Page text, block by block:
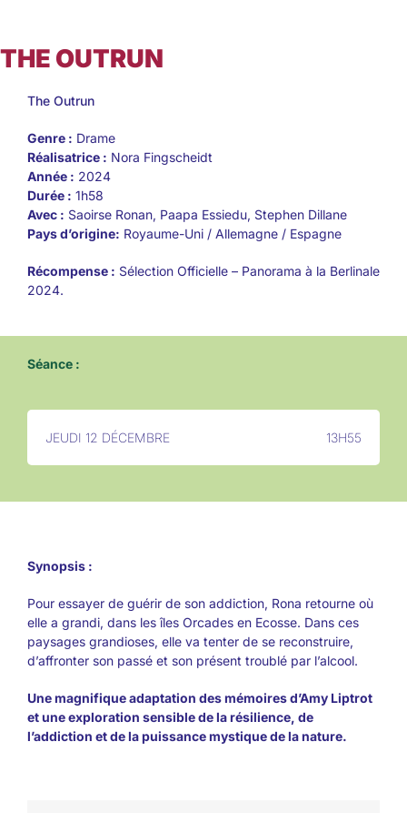
THE OUTRUN
The Outrun
Genre : Drame
Réalisatrice : Nora Fingscheidt
Année : 2024
Durée : 1h58
Avec : Saoirse Ronan, Paapa Essiedu, Stephen Dillane
Pays d’origine: Royaume-Uni / Allemagne / Espagne
Récompense : Sélection Officielle – Panorama à la Berlinale
2024.
Séance :
JEUDI 12 DÉCEMBRE 13H55
Synopsis :
Pour essayer de guérir de son addiction, Rona retourne où
elle a grandi, dans les îles Orcades en Ecosse. Dans ces
paysages grandioses, elle va tenter de se reconstruire,
d’affronter son passé et son présent troublé par l’alcool.
Une magnifique adaptation des mémoires d’Amy Liptrot
et une exploration sensible de la résilience, de
l’addiction et de la puissance mystique de la nature.